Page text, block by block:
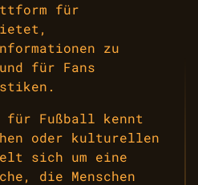
für
zu
für Fans
für Fußball kennt
oder kulturellen
sich um eine
die Menschen